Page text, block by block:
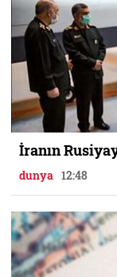
İranın
dunya 12:48